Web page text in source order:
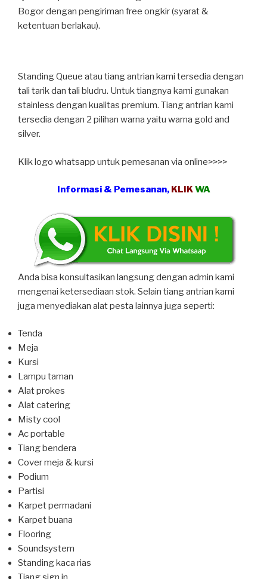
Bogor dengan pengiriman free ongkir (syarat &
ketentuan berlakau).
Standing Queue atau tiang antrian kami tersedia dengan
tali tarik dan tali bludru. Untuk tiangnya kami gunakan
stainless dengan kualitas premium. Tiang antrian kami
tersedia dengan 2 pilihan warna yaitu warna gold and
silver.
Klik logo whatsapp untuk pemesanan via online>>>>
Informasi & Pemesanan, KLIKWA
Anda bisa konsultasikan langsung dengan admin kami
mengenai ketersediaan stok. Selain tiang antrian kami
juga menyediakan alat pesta lainnya juga seperti:
Tenda
Meja
Kursi
Lampu taman
Alat prokes
Alat catering
Misty cool
Ac portable
Tiang bendera
Cover meja & kursi
Podium
Partisi
Karpet permadani
Karpet buana
Flooring
Soundsystem
Standing kaca rias